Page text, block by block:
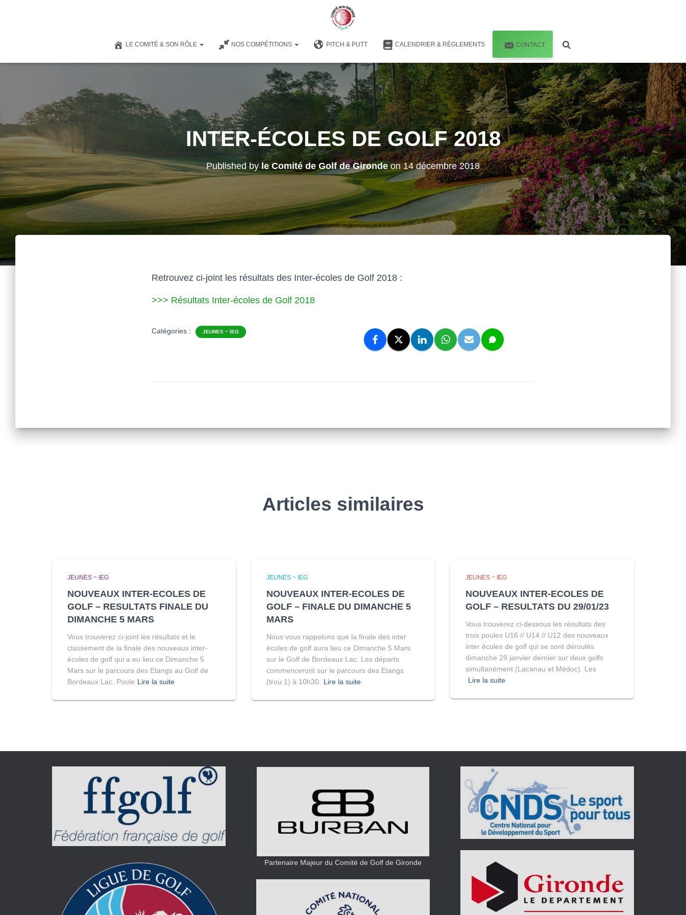
LE COMITÉ & SON RÔLE NOS COMPÉTITIONS PITCH & PUTT CALENDRIER & RÈGLEMENTS CONTACT
INTER-ÉCOLES DE GOLF 2018
Published byle Comité de Golf de Gironde on14 décembre 2018
Retrouvez ci-joint les résultats des Inter-écoles de Golf 2018 :
>>> Résultats Inter-écoles de Golf 2018
Catégories : JEUNES ~ IEG
Articles similaires
JEUNES ~ IEG
NOUVEAUX INTER-ECOLES DE
GOLF – RESULTATS FINALE DU
DIMANCHE 5 MARS
Vous trouverez ci-joint les résultats et le
classement de la finale des nouveaux inter-
écoles de golf qui a eu lieu ce Dimanche 5
Mars sur le parcours des Etangs au Golf de
Bordeaux Lac. Poule Lire la suite
JEUNES ~ IEG
NOUVEAUX INTER-ECOLES DE
GOLF – FINALE DU DIMANCHE 5
MARS
Nous vous rappelons que la finale des inter
écoles de golf aura lieu ce Dimanche 5 Mars
sur le Golf de Bordeaux Lac. Les départs
commenceront sur le parcours des Etangs
(trou 1) à 10h30. Lire la suite
JEUNES ~ IEG
NOUVEAUX INTER-ECOLES DE
GOLF – RESULTATS DU 29/01/23
Vous trouverez ci-dessous les résultats des
trois poules U16 // U14 // U12 des nouveaux
inter écoles de golf qui se sont déroulés
dimanche 29 janvier dernier sur deux golfs
simultanément (Lacanau et Médoc). Les
Lire la suite
Partenaire Majeur du Comité de Golf de Gironde